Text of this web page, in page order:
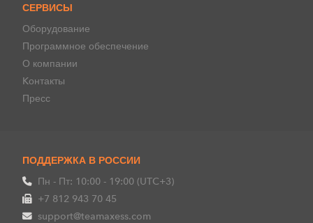
СЕРВИСЫ
Оборудование
Программное обеспечение
О компании
Kонтакты
Пресс
ПОДДЕРЖКА В РОССИИ
Пн - Пт: 10:00 - 19:00 (UTC+3)
+7 812 943 70 45
support@teamaxess.com